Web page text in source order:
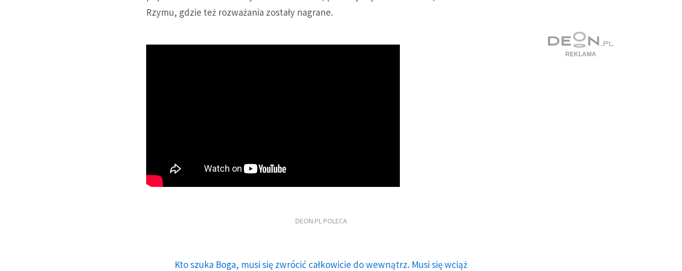
Rzymu, gdzie też rozważania zostały nagrane.
DEON.PL POLECA
Kto szuka Boga, musi się zwrócić całkowicie do wewnątrz. Musi się wciąż